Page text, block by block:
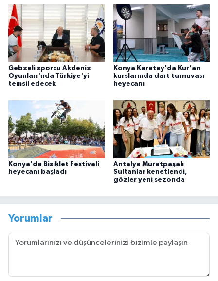
Gebzeli sporcu Akdeniz
Oyunları'nda Türkiye'yi
temsil edecek
Konya Karatay'da Kur'an
kurslarında dart turnuvası
heyecanı
Konya'da Bisiklet Festivali
heyecanı başladı
Antalya Muratpaşalı
Sultanlar kenetlendi,
gözler yeni sezonda
Yorumlar